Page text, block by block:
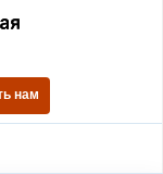
Газовая
нам